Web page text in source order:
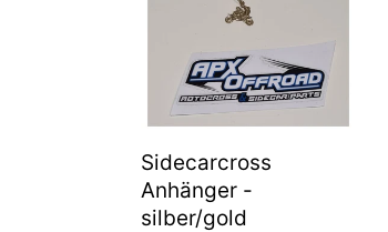
silber/gold
Sidecarcross
Anhänger -
silber/gold